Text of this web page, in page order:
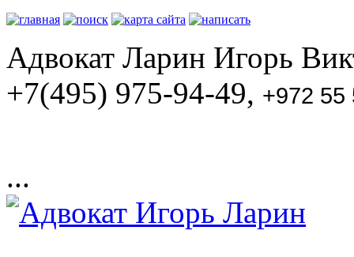
Адвокат Ларин Игорь
+7(495) 975-94-49, +972 55
...